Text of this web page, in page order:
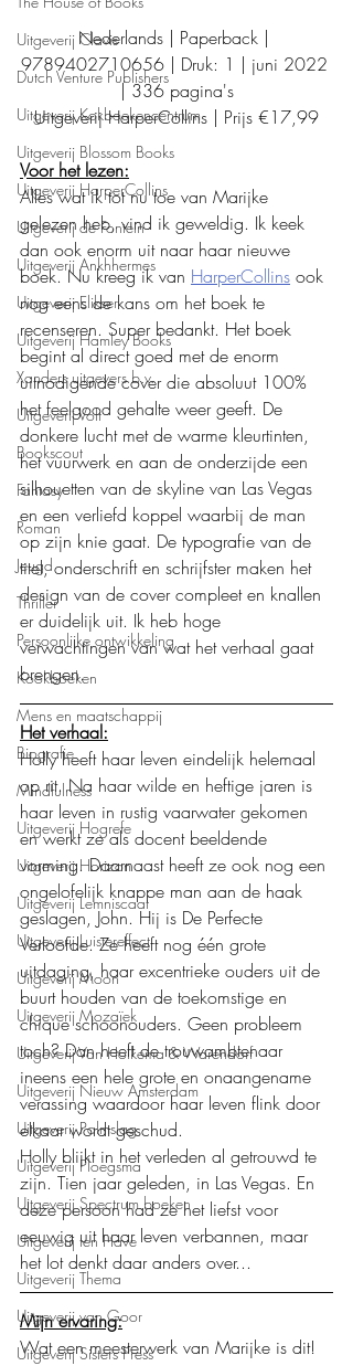
Uitgeverij Clavis
Dutch Venture Publishers
Uitgeverij Kokboekencentrum
Uitgeverij Blossom Books
Uitgeverij HarperCollins
Uitgeverij de Fontein
Uitgeverij Ankhhermes
Uitgeverij Elikser
Uitgeverij Hamley Books
Xanders uitgevers b.v.
Uitgeverij Volt
Bookscout
Fantasy
Roman
Jeugd
Thriller
Persoonlijke ontwikkeling
Kookboeken
Mens en maatschappij
Biografie
Mindfulness
Uitgeverij Hogrefe
Uitgeverij Horizon
Uitgeverij Lemniscaat
Uitgeverij Luistereffect
Uitgeverij Moon
Uitgeverij Mozaïek
Uitgeverij Van Holkema & Warendorf
Uitgeverij Nieuw Amsterdam
Uitgeverij Palmslag
Uitgeverij Ploegsma
Uitgeverij Spectrum boeken
Uitgeverij ten Have
Uitgeverij Thema
Uitgeverij van Goor
Uitgeverij Sisters Press
Nederlands | Paperback |
9789402710656 | Druk: 1 | juni 2022
| 336 pagina's
Uitgeverij HarperCollins | Prijs €17,99
Voor het lezen:
Alles wat ik tot nu toe van Marijke
gelezen heb, vind ik geweldig. Ik keek
dan ook enorm uit naar haar nieuwe
boek. Nu kreeg ik van HarperCollins ook
nog eens de kans om het boek te
recenseren. Super bedankt. Het boek
begint al direct goed met de enorm
uitnodigende cover die absoluut 100%
het feelgood gehalte weer geeft. De
donkere lucht met de warme kleurtinten,
het vuurwerk en aan de onderzijde een
silhouetten van de skyline van Las Vegas
en een verliefd koppel waarbij de man
op zijn knie gaat. De typografie van de
titel, onderschrift en schrijfster maken het
design van de cover compleet en knallen
er duidelijk uit. Ik heb hoge
verwachtingen van wat het verhaal gaat
brengen.
Het verhaal:
Holly heeft haar leven eindelijk helemaal
op rit. Na haar wilde en heftige jaren is
haar leven in rustig vaarwater gekomen
en werkt ze als docent beeldende
vorming. Daarnaast heeft ze ook nog een
ongelofelijk knappe man aan de haak
geslagen, John. Hij is De Perfecte
Verloofde. Ze heeft nog één grote
uitdaging, haar excentrieke ouders uit de
buurt houden van de toekomstige en
chique schoonouders. Geen probleem
toch? Dan heeft de trouwambtenaar
ineens een hele grote en onaangename
verassing waardoor haar leven flink door
elkaar wordt geschud.
Holly blijkt in het verleden al getrouwd te
zijn. Tien jaar geleden, in Las Vegas. En
deze persoon had ze het liefst voor
eeuwig uit haar leven verbannen, maar
het lot denkt daar anders over...
Mijn ervaring:
Wat een meesterwerk van Marijke is dit!